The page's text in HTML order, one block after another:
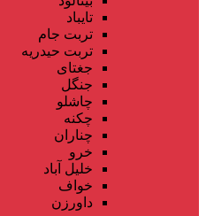
تایباد
تربت جام
تربت حیدریه
جغتای
جنگل
چاشلو
چکنه
چناران
خرو
خلیل آباد
خواف
داورزن